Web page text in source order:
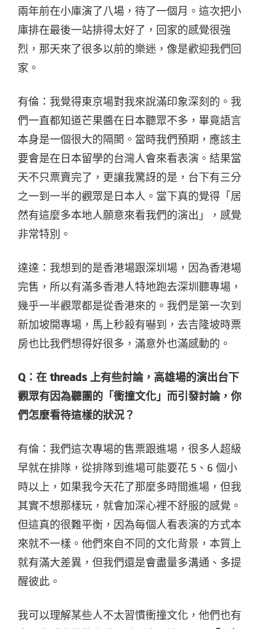
兩年前在小庫演了八場，待了一個月。這次把小
庫排在最後一站排得太好了，回家的感覺很強
烈，那天來了很多以前的樂迷，像是歡迎我們回
家。
有倫：我覺得東京場對我來說滿印象深刻的。我
們一直都知道芒果醬在日本聽眾不多，畢竟語言
本身是一個很大的隔閡。當時我們預期，應該主
要會是在日本留學的台灣人會來看表演。結果當
天不只票賣完了，更讓我驚訝的是，台下有三分
之一到一半的觀眾是日本人。當下真的覺得「居
然有這麼多本地人願意來看我們的演出」，感覺
非常特別。
達達：我想到的是香港場跟深圳場，因為香港場
完售，所以有滿多香港人特地跑去深圳聽專場，
幾乎一半觀眾都是從香港來的。 我們是第一次到
新加坡開專場，馬上秒殺有嚇到，去吉隆坡時票
房也比我們想得好很多，滿意外也滿感動的。
Q： 在 threads 上有些討論，高雄場的演出台下
觀眾有因為聽團的「衝撞文化」而引發討論，你
們怎麼看待這樣的狀況？
有倫：我們這次專場的售票跟進場，很多人超級
早就在排隊，從排隊到進場可能要花 5、6 個小
時以上，如果我今天花了那麼多時間進場，但我
其實不想那樣玩，就會加深心裡不舒服的感覺。
但這真的很難平衡，因為每個人看表演的方式本
來就不一樣。他們來自不同的文化背景，本質上
就有滿大差異，但我們還是會盡量多溝通、多提
醒彼此。
我可以理解某些人不太習慣衝撞文化，他們也有